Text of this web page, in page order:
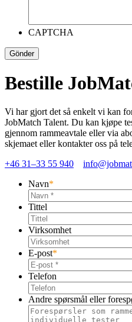
CAPTCHA
Bestille
Vi har gjort det så enkelt vi kan
JobMatch Talent. Du kan kjøpe
gjennom rammeavtale eller via
skjemaet eller kontakter oss på
+46 31–33 55 940
Navn*
Tittel
Virksomhet
E-post*
Telefon
Andre spørsmål eller